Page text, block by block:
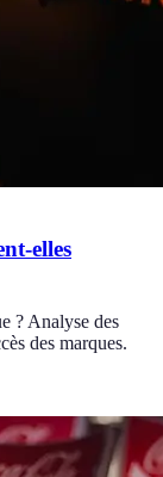
elles
? Analyse des
des marques.